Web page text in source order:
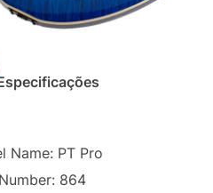
Name: PT Pro
864